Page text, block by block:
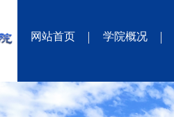
网站首页 学院概况